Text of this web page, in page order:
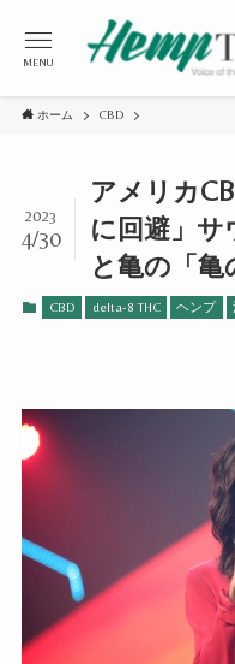
MENU
ホーム CBD
アメリカ
に回避」
と亀の「亀
2023
4/30
CBD delta-8 THC ヘンプ